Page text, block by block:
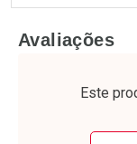
Laboratório
Por Menos
Avaliações
Este